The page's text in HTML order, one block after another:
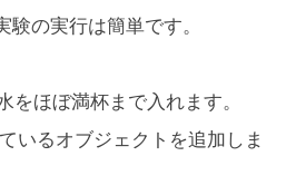
験の実行は簡単です。
をほぼ満杯まで入れます。
いるオブジェクトを追加しま